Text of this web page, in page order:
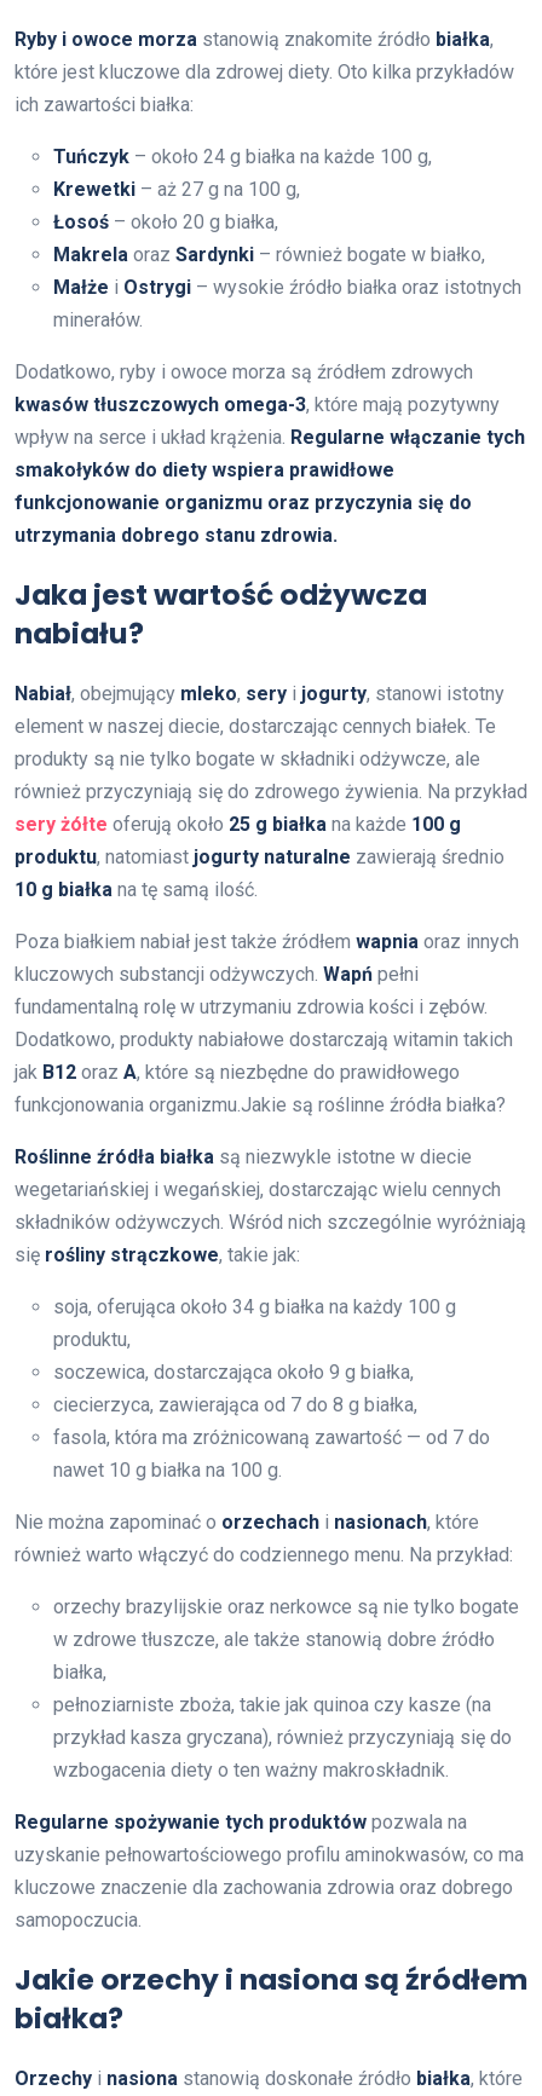
Ryby i owoce morza stanowią znakomite źródło białka,
które jest kluczowe dla zdrowej diety. Oto kilka przykładów
ich zawartości białka:
Tuńczyk – około 24 g białka na każde 100 g,
Krewetki – aż 27 g na 100 g,
Łosoś – około 20 g białka,
Makrela oraz Sardynki – również bogate w białko,
Małże i Ostrygi – wysokie źródło białka oraz istotnych
minerałów.
Dodatkowo, ryby i owoce morza są źródłem zdrowych
kwasów tłuszczowych omega-3, które mają pozytywny
wpływ na serce i układ krążenia. Regularne włączanie tych
smakołyków do diety wspiera prawidłowe
funkcjonowanie organizmu oraz przyczynia się do
utrzymania dobrego stanu zdrowia.
Jaka jest wartość odżywcza
nabiału?
Nabiał, obejmujący mleko, sery i jogurty, stanowi istotny
element w naszej diecie, dostarczając cennych białek. Te
produkty są nie tylko bogate w składniki odżywcze, ale
również przyczyniają się do zdrowego żywienia. Na przykład
sery żółte oferują około 25 g białka na każde 100 g
produktu, natomiast jogurty naturalne zawierają średnio
10 g białka na tę samą ilość.
Poza białkiem nabiał jest także źródłem wapnia oraz innych
kluczowych substancji odżywczych. Wapń pełni
fundamentalną rolę w utrzymaniu zdrowia kości i zębów.
Dodatkowo, produkty nabiałowe dostarczają witamin takich
jak B12 oraz A, które są niezbędne do prawidłowego
funkcjonowania organizmu.Jakie są roślinne źródła białka?
Roślinne źródła białka są niezwykle istotne w diecie
wegetariańskiej i wegańskiej, dostarczając wielu cennych
składników odżywczych. Wśród nich szczególnie wyróżniają
się rośliny strączkowe, takie jak:
soja, oferująca około 34 g białka na każdy 100 g
produktu,
soczewica, dostarczająca około 9 g białka,
ciecierzyca, zawierająca od 7 do 8 g białka,
fasola, która ma zróżnicowaną zawartość — od 7 do
nawet 10 g białka na 100 g.
Nie można zapominać o orzechach i nasionach, które
również warto włączyć do codziennego menu. Na przykład:
orzechy brazylijskie oraz nerkowce są nie tylko bogate
w zdrowe tłuszcze, ale także stanowią dobre źródło
białka,
pełnoziarniste zboża, takie jak quinoa czy kasze (na
przykład kasza gryczana), również przyczyniają się do
wzbogacenia diety o ten ważny makroskładnik.
Regularne spożywanie tych produktów pozwala na
uzyskanie pełnowartościowego profilu aminokwasów, co ma
kluczowe znaczenie dla zachowania zdrowia oraz dobrego
samopoczucia.
Jakie orzechy i nasiona są źródłem
białka?
Orzechy i nasiona stanowią doskonałe źródło białka, które